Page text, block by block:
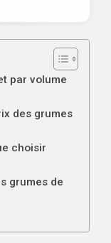
par volume
des grumes
choisir
grumes de